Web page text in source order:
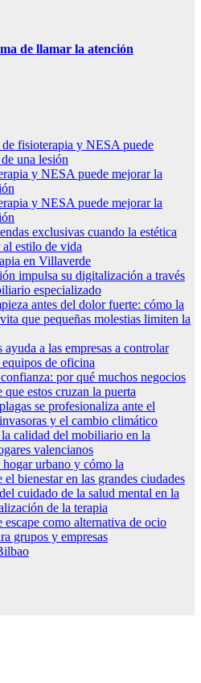
de llamar la atención
fisioterapia y NESA puede
una lesión
y NESA puede mejorar la
y NESA puede mejorar la
exclusivas cuando la estética
al estilo de vida
en Villaverde
impulsa su digitalización a través
especializado
antes del dolor fuerte: cómo la
que pequeñas molestias limiten la
a las empresas a controlar
de oficina
por qué muchos negocios
que estos cruzan la puerta
se profesionaliza ante el
y el cambio climático
calidad del mobiliario en la
valencianos
urbano y cómo la
bienestar en las grandes ciudades
cuidado de la salud mental en la
de la terapia
escape como alternativa de ocio
grupos y empresas